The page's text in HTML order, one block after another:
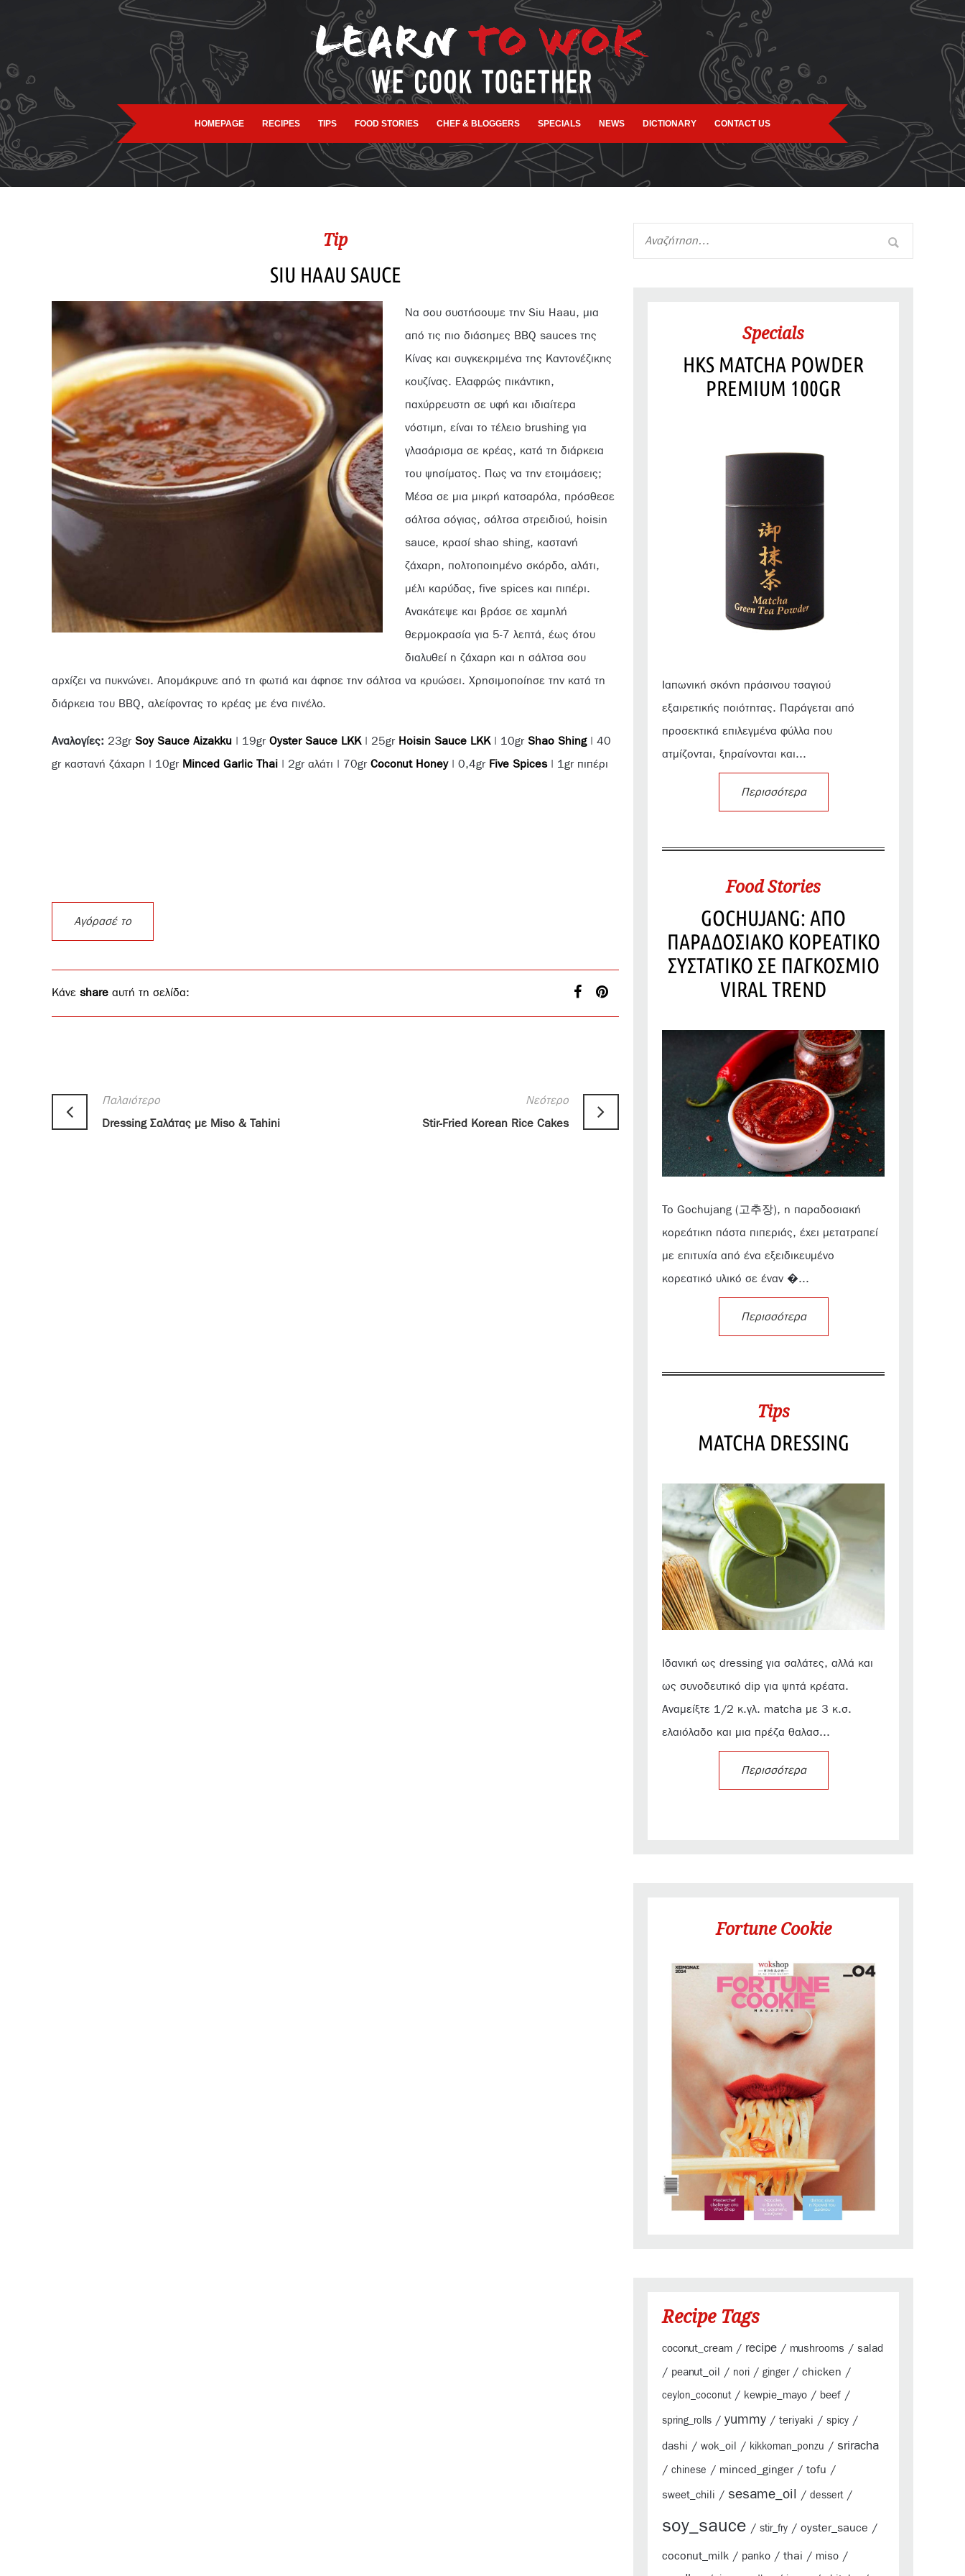
HOMEPAGE RECIPES TIPS FOOD STORIES CHEF & BLOGGERS SPECIALS NEWS DICTIONARY CONTACT US
Tip
SIU HAAU SAUCE
Να σου συστήσουμε την Siu Haau, μια
από τις πιο διάσημες BBQ sauces της
Κίνας και συγκεκριμένα της Καντονέζικης
κουζίνας. Ελαφρώς πικάντικη,
παχύρρευστη σε υφή και ιδιαίτερα
νόστιμη, είναι το τέλειο brushing για
γλασάρισμα σε κρέας, κατά τη διάρκεια
του ψησίματος. Πως να την ετοιμάσεις;
Μέσα σε μια μικρή κατσαρόλα, πρόσθεσε
σάλτσα σόγιας, σάλτσα στρειδιού, hoisin
sauce, κρασί shao shing, καστανή
ζάχαρη, πολτοποιημένο σκόρδο, αλάτι,
μέλι καρύδας, five spices και πιπέρι.
Ανακάτεψε και βράσε σε χαμηλή
θερμοκρασία για 5-7 λεπτά, έως ότου
διαλυθεί η ζάχαρη και η σάλτσα σου
αρχίζει να πυκνώνει. Απομάκρυνε από τη φωτιά και άφησε την σάλτσα να κρυώσει. Χρησιμοποίησε την κατά τη
διάρκεια του BBQ, αλείφοντας το κρέας με ένα πινέλο.
Αναλογίες: 23gr Soy Sauce Aizakku | 19gr Oyster Sauce LKK| 25gr Hoisin Sauce LKK| 10gr Shao Shing| 40
gr καστανή ζάχαρη | 10gr Minced Garlic Thai | 2gr αλάτι | 70gr Coconut Honey| 0,4gr Five Spices| 1gr πιπέρι
Αγόρασέ το
Κάνε share αυτή τη σελίδα:
Παλαιότερο
Dressing Σαλάτας με Miso & Tahini
Νεότερο
Stir-Fried Korean Rice Cakes
Specials
HKS MATCHA POWDER
PREMIUM 100GR
Ιαπωνική σκόνη πράσινου τσαγιού
εξαιρετικής ποιότητας. Παράγεται από
προσεκτικά επιλεγμένα φύλλα που
ατμίζονται, ξηραίνονται και...
Περισσότερα
Food Stories
GOCHUJANG: ΑΠΟ
ΠΑΡΑΔΟΣΙΑΚΟ ΚΟΡΕΑΤΙΚΟ
ΣΥΣΤΑΤΙΚΟ ΣΕ ΠΑΓΚΟΣΜΙΟ
VIRAL TREND
Το Gochujang (고추장), η παραδοσιακή
κορεάτικη πάστα πιπεριάς, έχει μετατραπεί
με επιτυχία από ένα εξειδικευμένο
κορεατικό υλικό σε έναν �...
Περισσότερα
Tips
MATCHA DRESSING
Ιδανική ως dressing για σαλάτες, αλλά και
ως συνοδευτικό dip για ψητά κρέατα.
Αναμείξτε 1/2 κ.γλ. matcha με 3 κ.σ.
ελαιόλαδο και μια πρέζα θαλασ...
Περισσότερα
Fortune Cookie
Recipe Tags
coconut_cream / recipe / mushrooms / salad
/ peanut_oil / nori / ginger/ chicken /
ceylon_coconut / kewpie_mayo / beef /
spring_rolls / yummy / teriyaki / spicy /
dashi / wok_oil / kikkoman_ponzu / sriracha
/ chinese / minced_ginger/ tofu /
sweet_chili / sesame_oil / dessert /
soy_sauce / stir_fry / oyster_sauce /
coconut_milk / panko / thai / miso /